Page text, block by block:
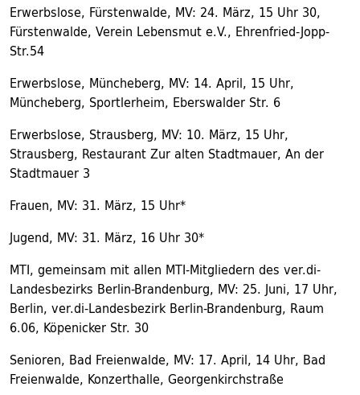
Erwerbslose, Fürstenwalde, MV: 24. März, 15 Uhr 30,
Fürstenwalde, Verein Lebensmut e.V., Ehrenfried-Jopp-
Str.54
Erwerbslose, Müncheberg, MV: 14. April, 15 Uhr,
Müncheberg, Sportlerheim, Eberswalder Str. 6
Erwerbslose, Strausberg, MV: 10. März, 15 Uhr,
Strausberg, Restaurant Zur alten Stadtmauer, An der
Stadtmauer 3
Frauen, MV: 31. März, 15 Uhr*
Jugend, MV: 31. März, 16 Uhr 30*
MTI, gemeinsam mit allen MTI-Mitgliedern des ver.di-
Landesbezirks Berlin-Brandenburg, MV: 25. Juni, 17 Uhr,
Berlin, ver.di-Landesbezirk Berlin-Brandenburg, Raum
6.06, Köpenicker Str. 30
Senioren, Bad Freienwalde, MV: 17. April, 14 Uhr, Bad
Freienwalde, Konzerthalle, Georgenkirchstraße